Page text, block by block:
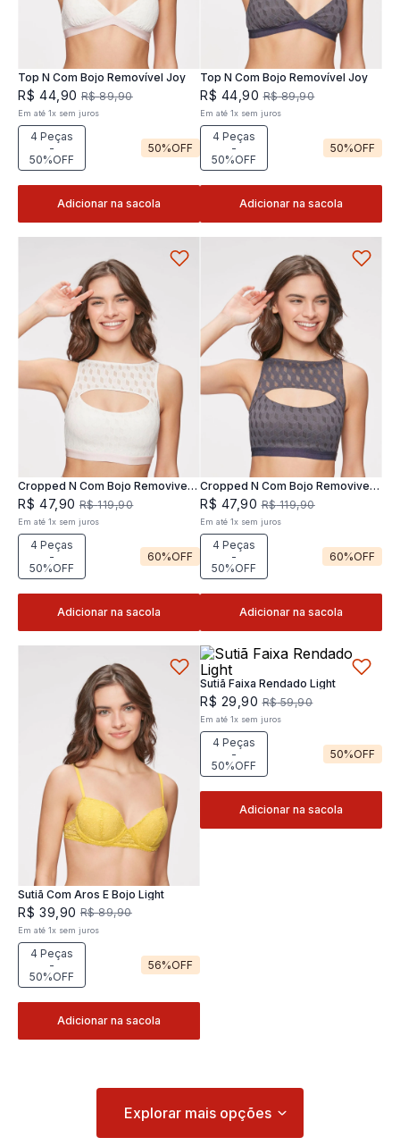
Top N Com Bojo Removível Joy
R$ 44,90 R$ 89,90
Em até1x sem juros
4 Peças
-
50%OFF
50%OFF
Adicionar na sacola
Top N Com Bojo Removível Joy
R$ 44,90 R$ 89,90
Em até 1x sem juros
4 Peças
-
50%OFF
50%OFF
Adicionar na sacola
Cropped N Com Bojo Removivel
Joy
R$ 47, 90 R$ 119,90
Em até1x sem juros
4 Peças
-
50%OFF
60%OFF
Adicionar na sacola
Cropped N Com Bojo Removivel
Joy
R$ 47,90 R$ 119,90
Em até 1x sem juros
4 Peças
-
50%OFF
60%OFF
Adicionar na sacola
Sutiã Com Aros E Bojo Light
R$ 39 90 R$ 89,90
Em até1x sem juros
4 Peças
-
50%OFF
56%OFF
Adicionar na sacola
Sutiã Faixa Rendado Light
R$ 29 ,90 R$ 59,90
Em até 1x sem juros
4 Peças
-
50%OFF
50%OFF
Adicionar na sacola